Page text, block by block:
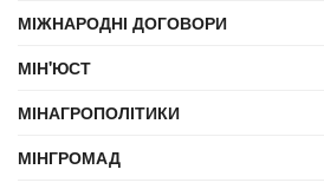
МІЖНАРОДНІ ДОГОВОРИ
МІН'ЮСТ
МІНАГРОПОЛІТИКИ
МІНГРОМАД